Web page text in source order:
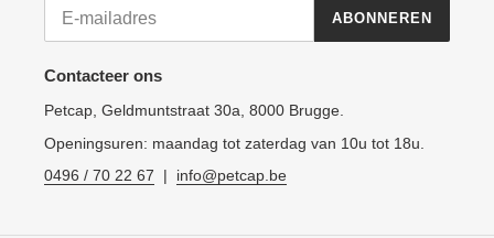
ABONNEREN
Contacteer ons
Petcap, Geldmuntstraat 30a, 8000 Brugge.
Openingsuren: maandag tot zaterdag van 10u tot 18u.
0496 / 70 22 67 | info@petcap.be